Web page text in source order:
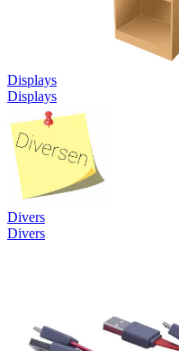
Displays
Displays
Divers
Divers